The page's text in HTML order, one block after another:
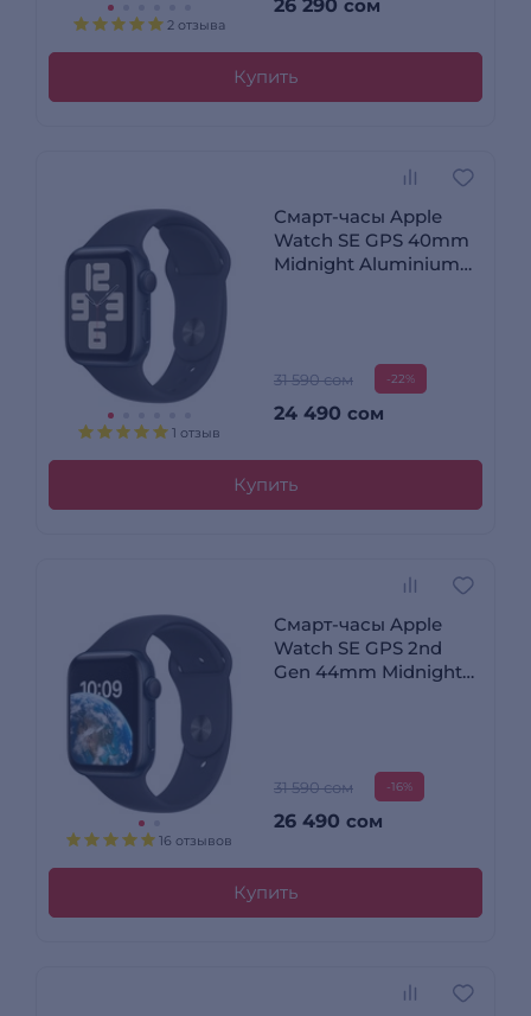
2 отзыва
26 290 сом
Купить
1 отзыв
Смарт-часы Apple
Watch SE GPS 40mm
Midnight Aluminium
31 590 сом -22%
24 490 сом
Купить
16 отзывов
Смарт-часы Apple
Watch SE GPS 2nd
Gen 44mm Midnight
31 590 сом -16%
26 490 сом
Купить